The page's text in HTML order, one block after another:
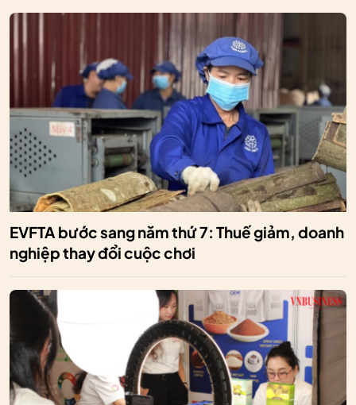
EVFTA bước sang năm thứ 7: Thuế giảm, doanh
nghiệp thay đổi cuộc chơi